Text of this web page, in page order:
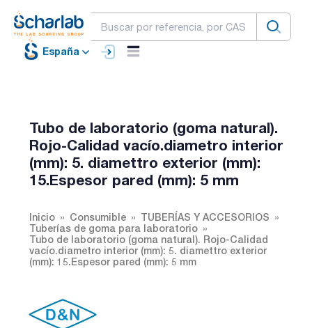
España
Tubo de laboratorio (goma natural).
Rojo-Calidad vacío.diametro interior
(mm): 5. diamettro exterior (mm):
15.Espesor pared (mm): 5 mm
Inicio Consumible
TUBERÍAS Y ACCESORIOS
Tuberías de goma para laboratorio
Tubo de laboratorio (goma natural). Rojo-Calidad
vacío.diametro interior (mm): 5. diamettro exterior
(mm): 15.Espesor pared (mm): 5 mm